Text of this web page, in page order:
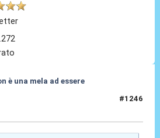
è una mela ad essere
#1246